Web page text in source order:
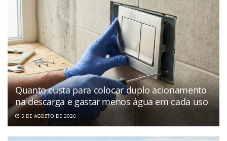
Quanto custa para colocar duplo acionamento
na descarga e gastar menos água em cada uso
5 DE AGOSTO DE 2026